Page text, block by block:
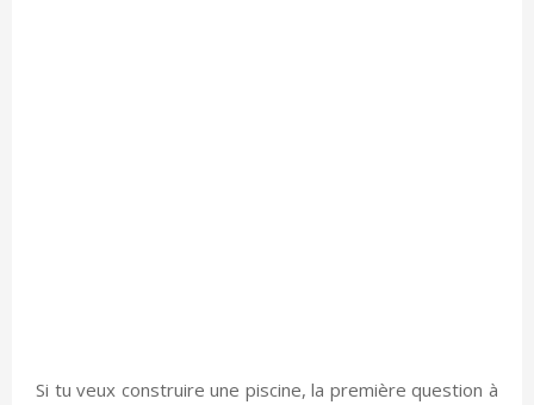
Si tu veux construire une piscine, la première question à